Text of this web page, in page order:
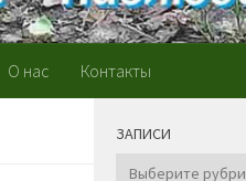
О нас Контакты
ЗАПИСИ
Записи